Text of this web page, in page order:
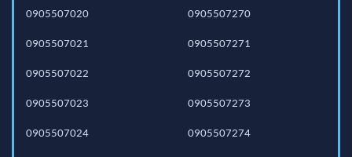
0905507020
0905507021
0905507022
0905507023
0905507024
0905507270
0905507271
0905507272
0905507273
0905507274